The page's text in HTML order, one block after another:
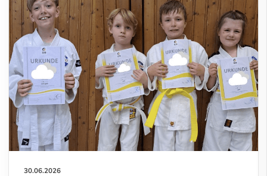
30.06.2026